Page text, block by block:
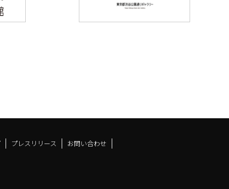
プレスリリース お問い合わせ
ンドスペースfacebook
ス